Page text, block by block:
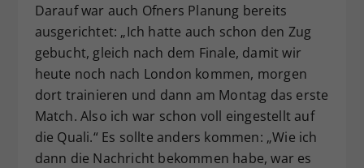
Darauf war auch Ofners Planung bereits
ausgerichtet: „Ich hatte auch schon den Zug
gebucht, gleich nach dem Finale, damit wir
heute noch nach London kommen, morgen
dort trainieren und dann am Montag das erste
Match. Also ich war schon voll eingestellt auf
die Quali.“ Es sollte anders kommen: „Wie ich
dann die Nachricht bekommen habe, war es